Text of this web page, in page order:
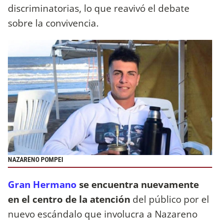
discriminatorias, lo que reavivó el debate
sobre la convivencia.
NAZARENO POMPEI
Gran Hermano se encuentra nuevamente
en el centro de la atención del público por el
nuevo escándalo que involucra a Nazareno